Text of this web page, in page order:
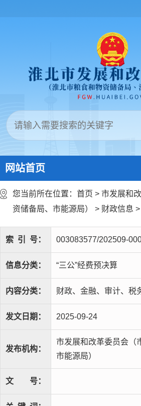
网站首页
您当前所在位置： 首页 > 市发展和
资储备局、市能源局）
> 财政信息 >
索 引 号： 003083577/202509-
信息分类： “三公”经费预决算
内容分类： 财政、金融、审计、税
发文日期： 2025-09-24
发布机构：
市发展和改革委员会（
市能源局）
文 号：